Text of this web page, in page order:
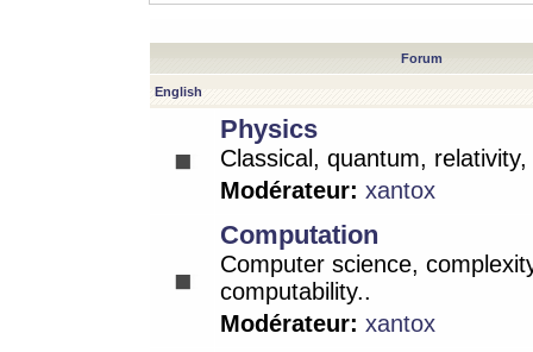
Forum
English
Physics
Classical, quantum,
Modérateur: xantox
Computation
Computer science,
computability..
Modérateur: xantox